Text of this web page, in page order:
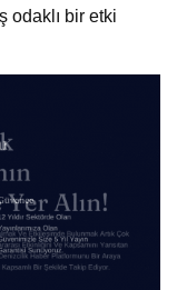
odaklı bir etki